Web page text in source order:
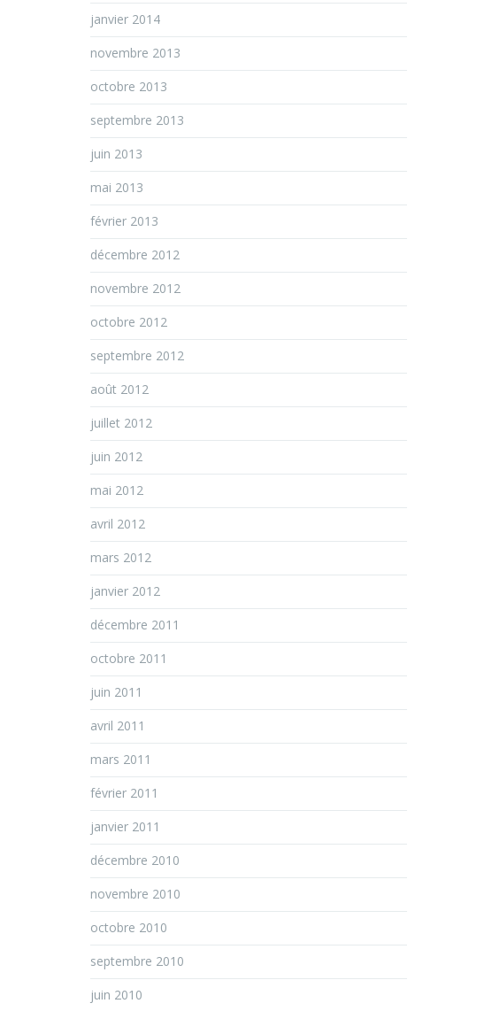
janvier 2014
novembre 2013
octobre 2013
septembre 2013
juin 2013
mai 2013
février 2013
décembre 2012
novembre 2012
octobre 2012
septembre 2012
août 2012
juillet 2012
juin 2012
mai 2012
avril 2012
mars 2012
janvier 2012
décembre 2011
octobre 2011
juin 2011
avril 2011
mars 2011
février 2011
janvier 2011
décembre 2010
novembre 2010
octobre 2010
septembre 2010
juin 2010